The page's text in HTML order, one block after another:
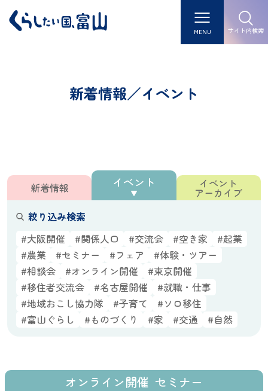
MENU サイト内検索
新着情報／イベント
新着情報 イベント イベント
アーカイブ
絞り込み検索
#大阪開催
#関係人口 #交流会 #空き家
#起業
#農業
#セミナー #フェア
#体験・ツアー
#相談会
#オンライン開催
#東京開催
#移住者交流会
#名古屋開催
#就職・仕事
#地域おこし協力隊
#子育て
#ソロ移住
#富山ぐらし
#ものづくり #家 #交通 #自然
オンライン開催 セミナー